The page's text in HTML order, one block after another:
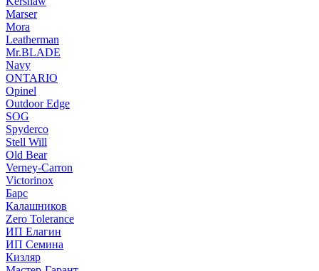
Marser
Mora
Leatherman
Mr.BLADE
Navy
ONTARIO
Opinel
Outdoor Edge
SOG
Spyderco
Stell Will
Old Bear
Verney-Carron
Victorinox
Барс
Калашников
Zero Tolerance
ИП Елагин
ИП Семина
Кизляр